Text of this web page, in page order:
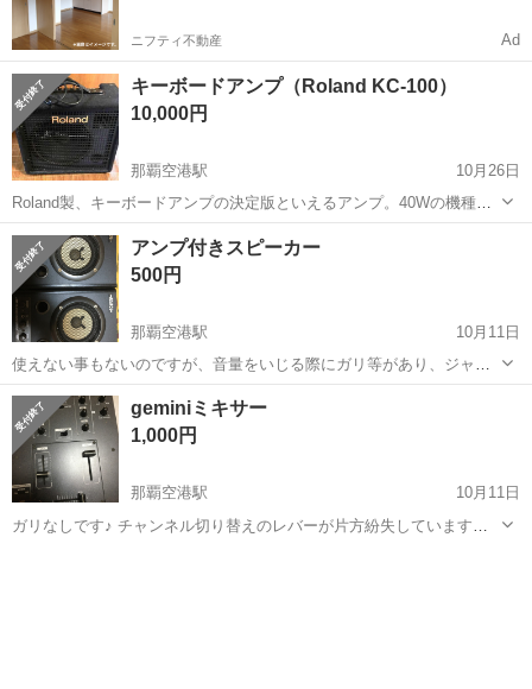
ニフティ不動産 Ad
キーボードアンプ（Roland KC-100）
10,000円
那覇空港駅
10月26日
Roland製、キーボードアンプの決定版といえるアンプ。40Wの機種
で、室内〜小中ライブハウス〜ストリート向け、車があれば女性でも
持ち運びしやすいサイズ（逆にこれ以上のワット数だとかなりの重量
になります）。おうちのキーボード...
沖縄 那覇市 那覇空港駅 アンプ
アンプ付きスピーカー
500円
那覇空港駅
10月11日
使えない事もないのですが、音量をいじる際にガリ等があり、ジャン
ク扱いでお願いします！直せる方いかがでしょう？
沖縄 中頭郡 那覇空港駅
geminiミキサー
1,000円
那覇空港駅
10月11日
ガリなしです♪ チャンネル切り替えのレバーが片方紛失しています。